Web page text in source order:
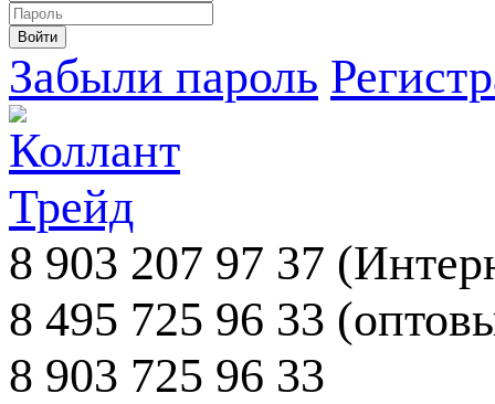
Забыли пароль
8 903 207 97 37
8 495 725 96 33
8 903 725 96 33